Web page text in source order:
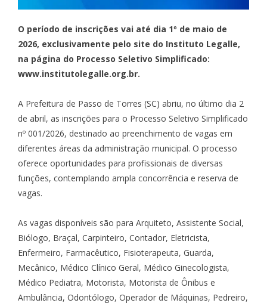
O período de inscrições vai até dia 1º de maio de
2026, exclusivamente pelo site do Instituto Legalle,
na página do Processo Seletivo Simplificado:
www.institutolegalle.org.br.
A Prefeitura de Passo de Torres (SC) abriu, no último dia 2
de abril, as inscrições para o Processo Seletivo Simplificado
nº 001/2026, destinado ao preenchimento de vagas em
diferentes áreas da administração municipal. O processo
oferece oportunidades para profissionais de diversas
funções, contemplando ampla concorrência e reserva de
vagas.
As vagas disponíveis são para Arquiteto, Assistente Social,
Biólogo, Braçal, Carpinteiro, Contador, Eletricista,
Enfermeiro, Farmacêutico, Fisioterapeuta, Guarda,
Mecânico, Médico Clínico Geral, Médico Ginecologista,
Médico Pediatra, Motorista, Motorista de Ônibus e
Ambulância, Odontólogo, Operador de Máquinas, Pedreiro,